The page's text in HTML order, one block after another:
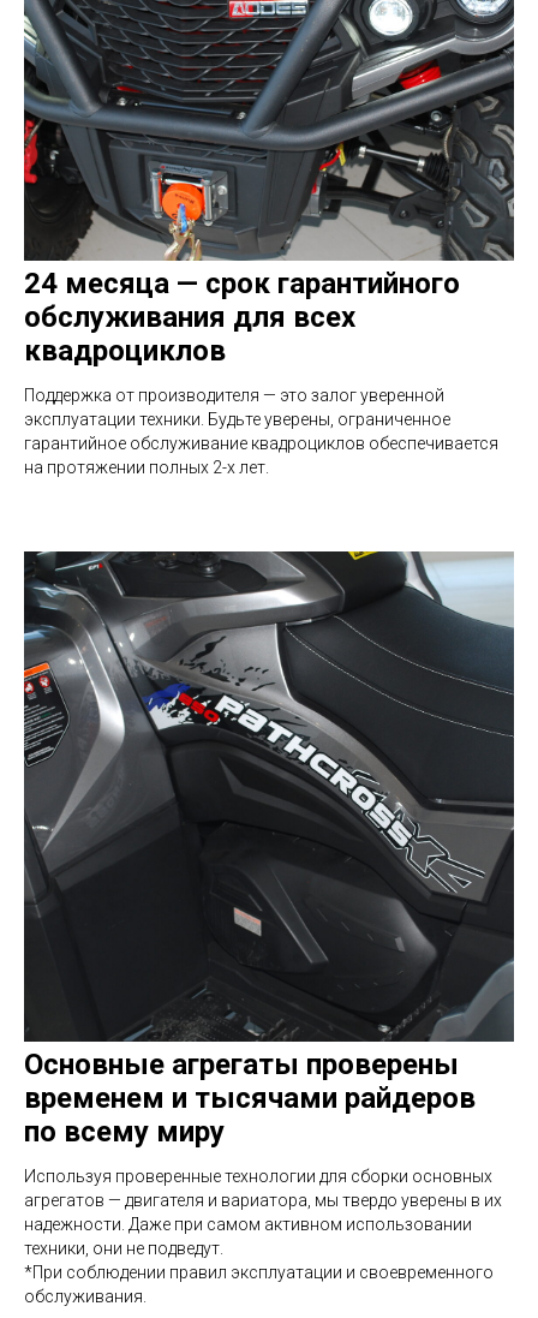
24 месяца — срок гарантийного
обслуживания для всех
квадроциклов
Поддержка от производителя — это залог уверенной
эксплуатации техники. Будьте уверены, ограниченное
гарантийное обслуживание квадроциклов обеспечивается
на протяжении полных 2-х лет.
Основные агрегаты проверены
временем и тысячами райдеров
по всему миру
Используя проверенные технологии для сборки основных
агрегатов — двигателя и вариатора, мы твердо уверены в их
надежности. Даже при самом активном использовании
техники, они не подведут.
*При соблюдении правил эксплуатации и своевременного
обслуживания.